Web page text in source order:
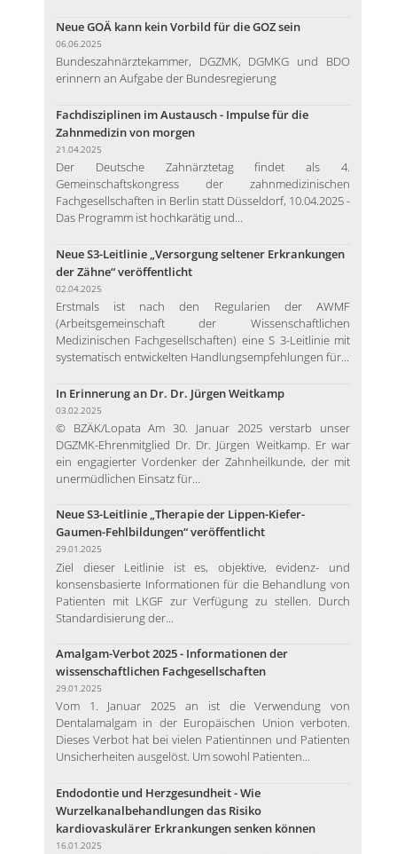
Neue GOÄ kann kein Vorbild für die GOZ sein
06.06.2025
Bundeszahnärztekammer, DGZMK, DGMKG und BDO
erinnern an Aufgabe der Bundesregierung
Fachdisziplinen im Austausch - Impulse für die
Zahnmedizin von morgen
21.04.2025
Der Deutsche Zahnärztetag findet als 4.
Gemeinschaftskongress der zahnmedizinischen
Fachgesellschaften in Berlin statt Düsseldorf, 10.04.2025 -
Das Programm ist hochkarätig und...
Neue S3-Leitlinie „Versorgung seltener Erkrankungen
der Zähne“ veröffentlicht
02.04.2025
Erstmals ist nach den Regularien der AWMF
(Arbeitsgemeinschaft der Wissenschaftlichen
Medizinischen Fachgesellschaften) eine S 3-Leitlinie mit
systematisch entwickelten Handlungsempfehlungen für...
In Erinnerung an Dr. Dr. Jürgen Weitkamp
03.02.2025
© BZÄK/Lopata Am 30. Januar 2025 verstarb unser
DGZMK-Ehrenmitglied Dr. Dr. Jürgen Weitkamp. Er war
ein engagierter Vordenker der Zahnheilkunde, der mit
unermüdlichen Einsatz für...
Neue S3-Leitlinie „Therapie der Lippen-Kiefer-
Gaumen-Fehlbildungen“ veröffentlicht
29.01.2025
Ziel dieser Leitlinie ist es, objektive, evidenz- und
konsensbasierte Informationen für die Behandlung von
Patienten mit LKGF zur Verfügung zu stellen. Durch
Standardisierung der...
Amalgam-Verbot 2025 - Informationen der
wissenschaftlichen Fachgesellschaften
29.01.2025
Vom 1. Januar 2025 an ist die Verwendung von
Dentalamalgam in der Europäischen Union verboten.
Dieses Verbot hat bei vielen Patientinnen und Patienten
Unsicherheiten ausgelöst. Um sowohl Patienten...
Endodontie und Herzgesundheit - Wie
Wurzelkanalbehandlungen das Risiko
kardiovaskulärer Erkrankungen senken können
16.01.2025